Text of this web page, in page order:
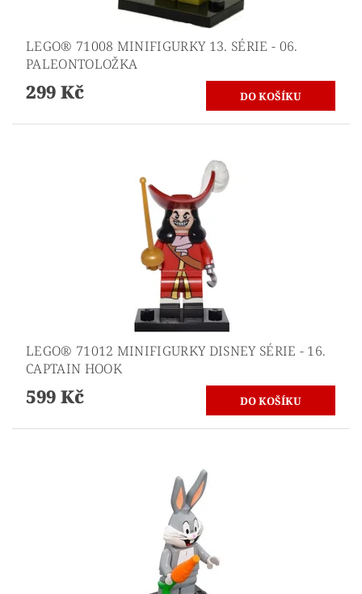
LEGO® 71008 MINIFIGURKY 13. SÉRIE - 06.
PALEONTOLOŽKA
299 Kč
LEGO® 71012 MINIFIGURKY DISNEY SÉRIE - 16.
CAPTAIN HOOK
599 Kč